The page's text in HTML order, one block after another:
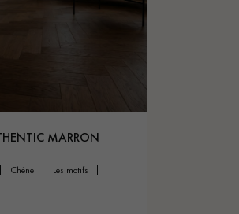
MARRON
chêne
les motifs